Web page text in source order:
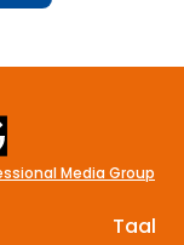
Media Group
Taal